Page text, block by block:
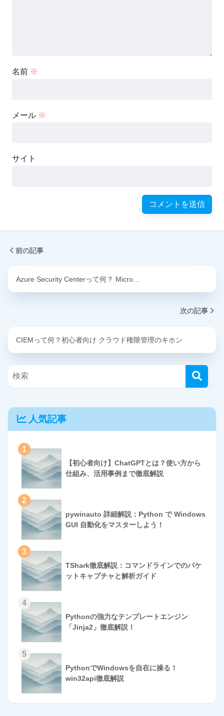
名前 ※
メール ※
サイト
前の記事
Azure Security Centerって何？ Micro…
次の記事
CIEMって何？初心者向け クラウド権限管理のキホン
人気記事
1
【初心者向け】ChatGPTとは？使い方から
仕組み、活用事例まで徹底解説
2
pywinauto 詳細解説：Python で Windows
GUI 自動化をマスターしよう！
3
TShark徹底解説：コマンドラインでのパケ
ットキャプチャと解析ガイド
4
Pythonの強力なテンプレートエンジン
「Jinja2」徹底解説！
5
PythonでWindowsを自在に操る！
win32api徹底解説